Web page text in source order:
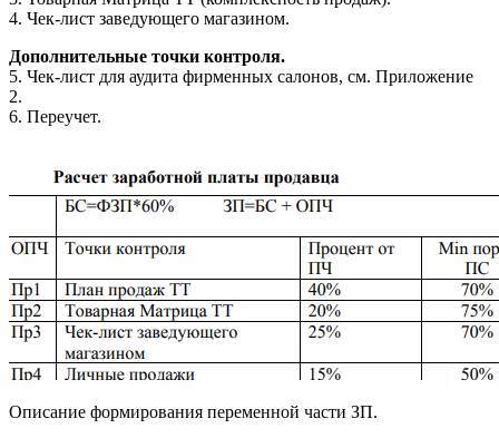
4. Чек-лист заведующего магазином.
Дополнительные точки контроля.
5. Чек-лист для аудита фирменных салонов, см. Приложение
2.
6. Переучет.
Описание формирования переменной части ЗП.